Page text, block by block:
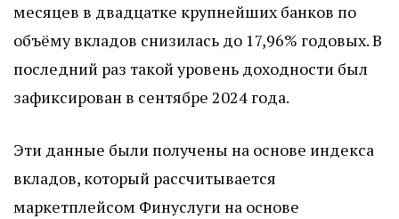
месяцев в двадцатке крупнейших банков по
объёму вкладов снизилась до 17,96% годовых. В
последний раз такой уровень доходности был
зафиксирован в сентябре 2024 года.
Эти данные были получены на основе индекса
вкладов, который рассчитывается
маркетплейсом Финуслуги на основе